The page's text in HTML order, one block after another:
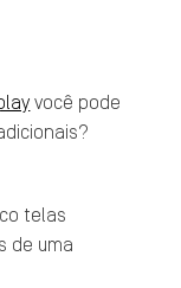
você pode
telas
de uma